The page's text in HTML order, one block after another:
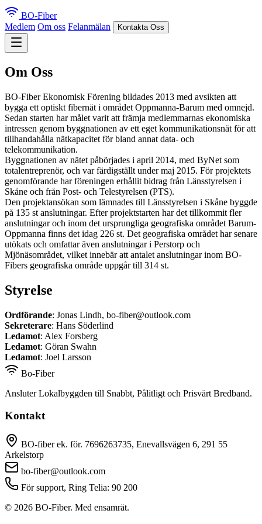
BO-Fiber
Medlem Om oss Felanmälan Kontakta Oss
Om Oss
BO-Fiber Ekonomisk Förening bildades 2013 med avsikten att
bygga ett optiskt fibernät i området Oppmanna-Barum med omnejd.
Sedan starten har målet varit att främja medlemmarnas ekonomiska
intressen genom byggnationen av ett eget kommunikationsnät för att
tillhandahålla nätkapacitet för bland annat data- och
telekommunikation.
Byggnationen av nätet påbörjades i april 2014, med ByNet som
totalentreprenör, och var färdigställt under maj 2015. För projektets
genomförande har föreningen erhållit bidrag från Länsstyrelsen i
Skåne och från Post- och Telestyrelsen (PTS).
Den projektansökan som lämnades till Länsstyrelsen i Skåne byggde
på 135 st anslutningar. Efter projektstarten har det tillkommit fler
anslutningar och inom det ursprungliga geografiska området Barum-
Oppmanna finns det idag 226 st. Det geografiska området har senare
utökats och omfattar även anslutningar i Perstorp och
Mjönäsområdet, vilket innebär att antalet anslutningar inom BO-
Fibers geografiska område uppgår till 314 st.
Styrelse
Ordförande: Jonas Lindh, bo-fiber@outlook.com
Sekreterare: Hans Söderlind
Ledamot: Alex Forsberg
Ledamot: Göran Swahn
Ledamot: Joel Larsson
Bo-Fiber
Ansluter Lokalbyggden till Snabbt, Pålitligt och Prisvärt Bredband.
Kontakt
BO-fiber ek. för. 7696263735, Enevallsvägen 6, 291 55
Arkelstorp
bo-fiber@outlook.com
För support, Ring Telia: 90 200
© 2026 BO-Fiber. Med ensamrät.